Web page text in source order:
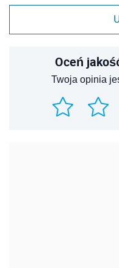
Oceń
Twoja opinia